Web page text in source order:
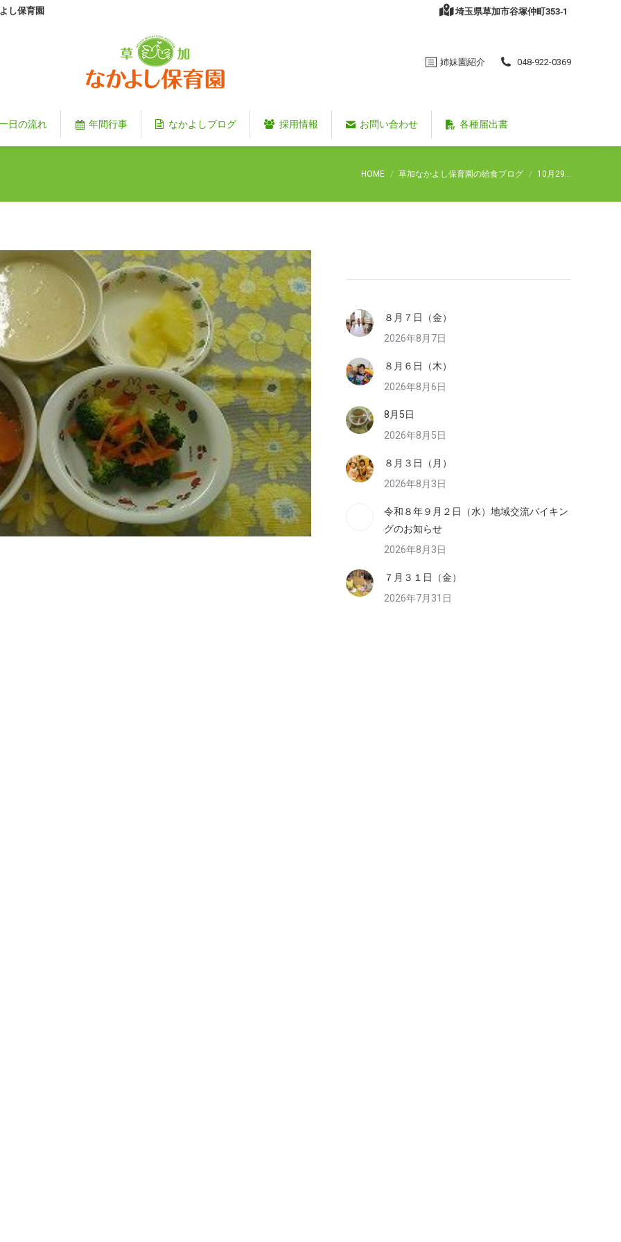
し保育園 埼玉県草加市谷塚仲町353‐1
姉妹園紹介 048-922-0369
日の流れ 年間行事 なかよしブログ 採用情報 お問い合わせ 各種届出書
You are here:
HOME 草加なかよし保育園の給食ブログ 10月29…
８月７日（金）
2026年8月7日
８月６日（木）
2026年8月6日
8月5日
2026年8月5日
８月３日（月）
2026年8月3日
令和８年９月２日（水）地域交流バイキン
グのお知らせ
2026年8月3日
７月３１日（金）
2026年7月31日